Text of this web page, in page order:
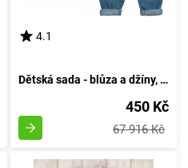
4.1
Dětská sada - blůza a džíny, Minoti, Purrfect 1, růžové barvy - velikost 92/98 | pro děti ve věku 2-3 let
450 Kč
67 916 Kč